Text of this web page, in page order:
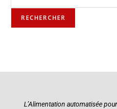
RECHERCHER
L’Alimentation automatisée